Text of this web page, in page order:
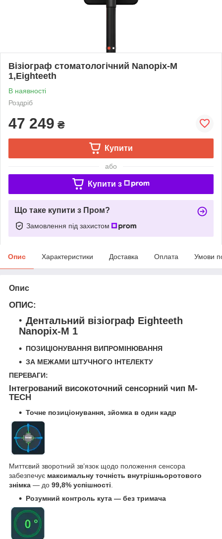
Візіограф стоматологічний Nanopix-M
1,Eighteeth
В наявності
Роздріб
47 249 ₴
Купити
або
Купити з
Що таке купити з Пром?
Замовлення під захистом
Опис Характеристики Доставка Оплата Умови
Опис
ОПИС:
Дентальний візіограф Eighteeth
Nanopix-M 1
ПОЗИЦІОНУВАННЯ ВИПРОМІНЮВАННЯ
ЗА МЕЖАМИ ШТУЧНОГО ІНТЕЛЕКТУ
ПЕРЕВАГИ:
Інтегрований високоточний сенсорний чип M-
TECH
Точне позиціонування, зйомка в один кадр
Миттєвий зворотний зв’язок щодо положення сенсора
забезпечує максимальну точність внутрішньоротового
знімка — до 99,8% успішності
Розумний контроль кута — без тримача